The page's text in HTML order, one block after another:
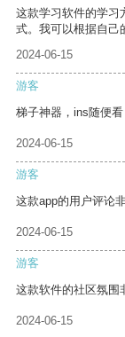
这款学习软件的学习
式。我可以根据自己
2024-06-15
游客
梯子神器，ins随便看
2024-06-15
游客
这款app的用户评论
2024-06-15
游客
这款软件的社区氛围
2024-06-15